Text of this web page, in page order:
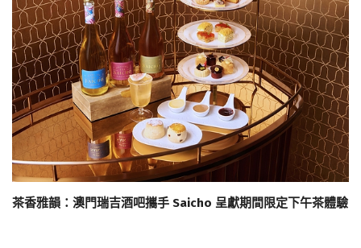
茶香雅韻：澳門瑞吉酒吧攜手 Saicho 呈獻期間限定下午茶體驗